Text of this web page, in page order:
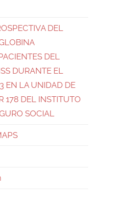
DEL
DEL
DURANTE EL
EN LA UNIDAD DE
178 DEL INSTITUTO
SOCIAL